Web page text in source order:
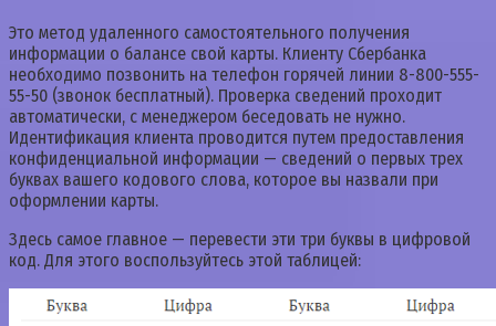
Это метод удаленного самостоятельного получения
информации о балансе свой карты. Клиенту Сбербанка
необходимо позвонить на телефон горячей линии 8-800-555-
55-50 (звонок бесплатный). Проверка сведений проходит
автоматически, с менеджером беседовать не нужно.
Идентификация клиента проводится путем предоставления
конфиденциальной информации — сведений о первых трех
буквах вашего кодового слова, которое вы назвали при
оформлении карты.
Здесь самое главное — перевести эти три буквы в цифровой
код. Для этого воспользуйтесь этой таблицей: